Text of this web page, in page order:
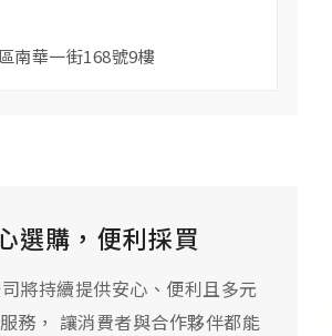
南華一街168號9樓
選購，便利採買
將持續提供安心、便利且多元
務， 讓消費者與合作夥伴都能